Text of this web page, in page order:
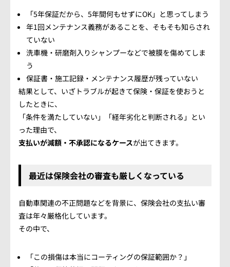
「5年保証だから、5年間何もせずにOK」と思ってしまう
年1回メンテナンス義務があることを、そもそも知らされ
ていない
洗車機・研磨剤入りシャンプーなどで被膜を傷めてしま
う
保証書・施工記録・メンテナンス履歴が残っていない
結果として、いざトラブルが起きて保険・保証を使おうと
したときに、
「条件を満たしていない」「経年劣化と判断される」とい
った理由で、
支払いが減額・不承認になるケースが出てきます。
最近は保険会社の審査も厳しくなっている
自動車関連の不正問題などを背景に、保険会社の支払い審
査は年々厳格化しています。
その中で、
「この損傷は本当にコーティングの保証範囲か？」